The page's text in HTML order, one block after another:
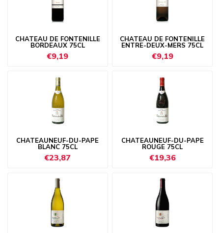
CHATEAU DE FONTENILLE
BORDEAUX 75CL
€9,19
CHATEAU DE FONTENILLE
ENTRE-DEUX-MERS 75CL
€9,19
CHATEAUNEUF-DU-PAPE
BLANC 75CL
€23,87
CHATEAUNEUF-DU-PAPE
ROUGE 75CL
€19,36